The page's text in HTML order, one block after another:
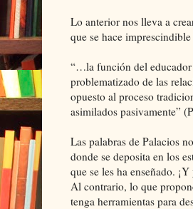
Lo anterior nos lleva a
que se hace
“…la función del educador
problematizado de las
opuesto al proceso
asimilados pasivamente”
Las palabras de Palacios
donde se deposita en los
que se les ha enseñado.
Al contrario, lo que
tenga herramientas para